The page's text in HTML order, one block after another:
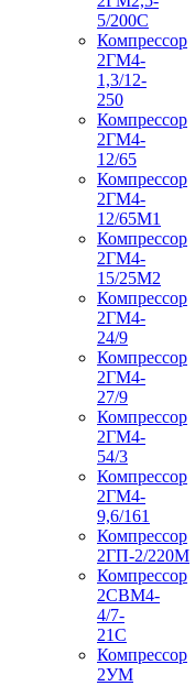
5/200С
Компрессор
2ГМ4-
1,3/12-
250
Компрессор
2ГМ4-
12/65
Компрессор
2ГМ4-
12/65М1
Компрессор
2ГМ4-
15/25М2
Компрессор
2ГМ4-
24/9
Компрессор
2ГМ4-
27/9
Компрессор
2ГМ4-
54/3
Компрессор
2ГМ4-
9,6/161
Компрессор
2ГП-2/220М
Компрессор
2СВМ4-
4/7-
21С
Компрессор
2УМ